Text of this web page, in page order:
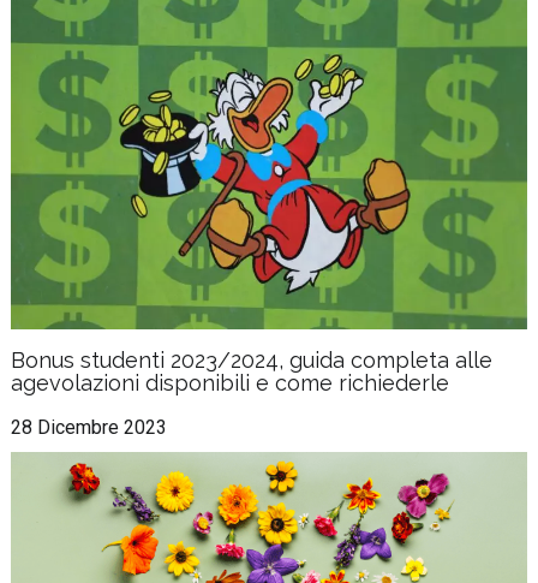
Bonus studenti 2023/2024, guida completa alle
agevolazioni disponibili e come richiederle
28 Dicembre 2023